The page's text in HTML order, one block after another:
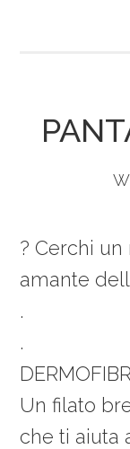
? Cerchi
amante
.
.
Un filato
che ti aiuta